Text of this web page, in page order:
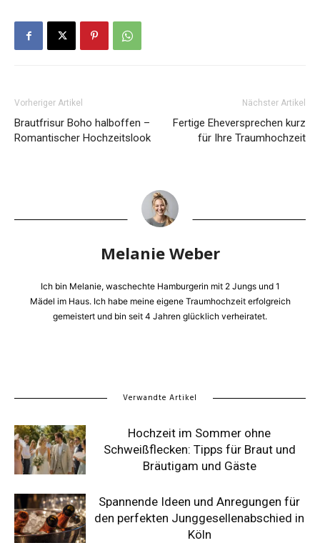
Vorheriger Artikel
Brautfrisur Boho halboffen –
Romantischer Hochzeitslook
Nächster Artikel
Fertige Eheversprechen kurz
für Ihre Traumhochzeit
Melanie Weber
Ich bin Melanie, waschechte Hamburgerin mit 2 Jungs und 1
Mädel im Haus. Ich habe meine eigene Traumhochzeit erfolgreich
gemeistert und bin seit 4 Jahren glücklich verheiratet.
Verwandte Artikel
Hochzeit im Sommer ohne
Schweißflecken: Tipps für Braut und
Bräutigam und Gäste
Spannende Ideen und Anregungen für
den perfekten Junggesellenabschied in
Köln